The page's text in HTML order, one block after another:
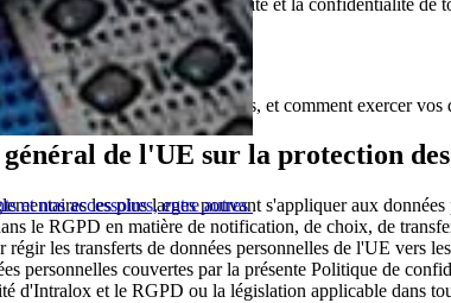
et nos accessoires, entre autres
vos données personnelles, et comment exercer
de l'UE sur la protection
les plus larges pouvant s'appliquer aux
le RGPD en matière de notification, de choix, de
les transferts de données personnelles de l'UE vers
personnelles couvertes par la présente Politique de
d'Intralox et le RGPD ou la législation applicable dans